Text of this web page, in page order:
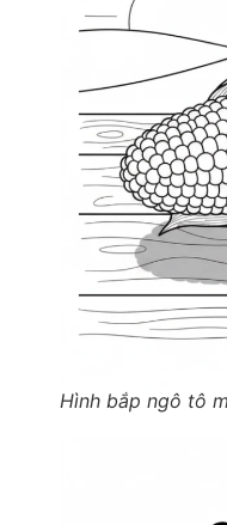
Hình bắp ngô tô